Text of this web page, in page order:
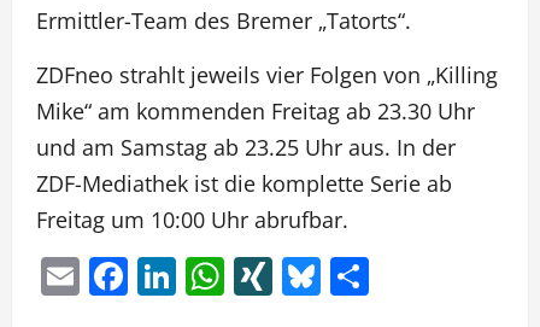
Ermittler-Team des Bremer „Tatorts“.
ZDFneo strahlt jeweils vier Folgen von „Killing
Mike“ am kommenden Freitag ab 23.30 Uhr
und am Samstag ab 23.25 Uhr aus. In der
ZDF-Mediathek ist die komplette Serie ab
Freitag um 10:00 Uhr abrufbar.
EmailFacebook
LinkedIn
WhatsApp
XINGBluesky